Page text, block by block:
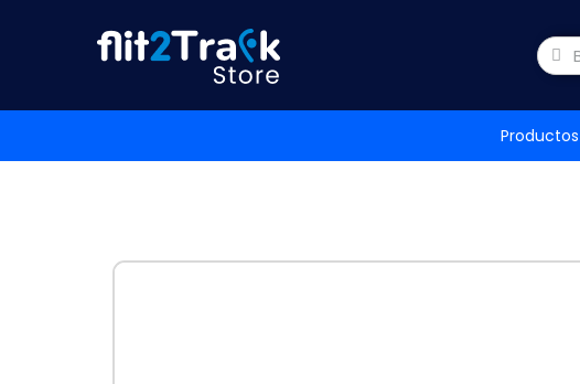
Productos